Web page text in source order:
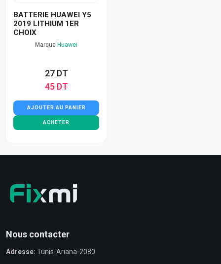
BATTERIE HUAWEI Y5
2019 LITHIUM 1ER
CHOIX
Marque Huawei
27 DT
45 DT
AJOUTER AU PANIER
ACHETER
Nous contacter
Adresse: Tunis-Ariana-2080